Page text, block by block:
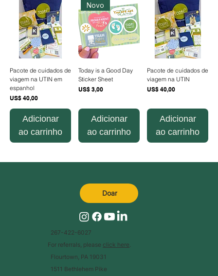
Pacote de cuidados de
viagem na UTIN em
espanhol
Preço
US$ 40,00
Adicionar
ao carrinho
Novo
Today is a Good Day
Sticker Sheet
Preço
US$ 3,00
Adicionar
ao carrinho
Pacote de cuidados de
viagem na UTIN
Preço
US$ 40,00
Adicionar
ao carrinho
267-422-6027
For referrals, please click here
Flourtown, PA 19031
1511 Bethlehem Pike
Doar